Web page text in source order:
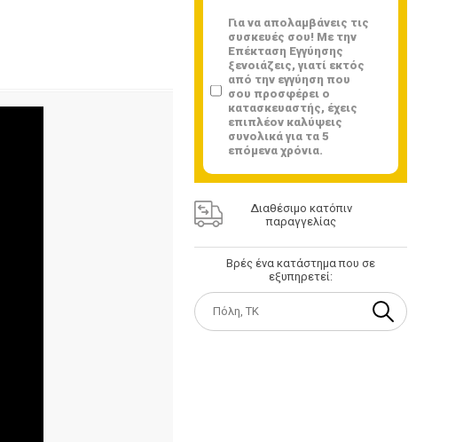
Για να απολαμβάνεις τις
συσκευές σου! Με την
Επέκταση Εγγύησης
ξενοιάζεις, γιατί εκτός
από την εγγύηση που
σου προσφέρει ο
κατασκευαστής, έχεις
επιπλέον καλύψεις
συνολικά για τα 5
επόμενα χρόνια.
Διαθέσιμο κατόπιν
παραγγελίας
Βρές ένα κατάστημα που σε
εξυπηρετεί: